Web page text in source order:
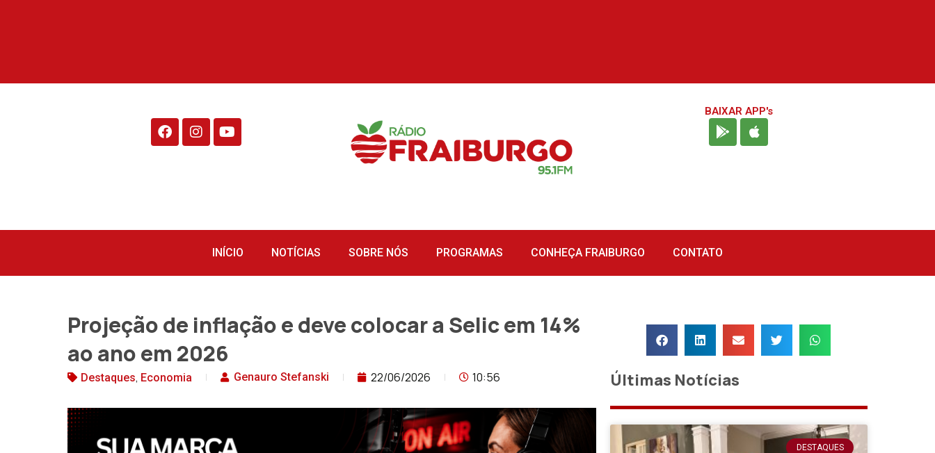
BAIXAR APP's
INÍCIO NOTÍCIAS SOBRE NÓS PROGRAMAS CONHEÇA FRAIBURGO CONTATO
Projeção de inflação e deve colocar a Selic em 14%
ao ano em 2026
Destaques, Economia Genauro Stefanski 22/06/2026 10:56 Últimas Notícias
DESTAQUES